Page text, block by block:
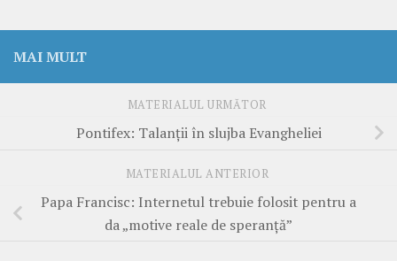
MAI MULT
MATERIALUL URMĂTOR
Pontifex: Talanţii în slujba Evangheliei
MATERIALUL ANTERIOR
Papa Francisc: Internetul trebuie folosit pentru a
da „motive reale de speranţă”